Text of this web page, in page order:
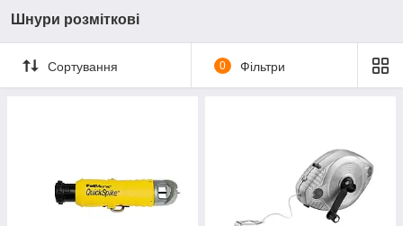
Шнури розміткові
Сортування 0 Фільтри